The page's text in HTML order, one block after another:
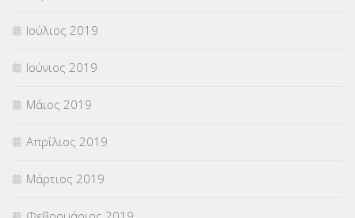
Ιούλιος 2019
Ιούνιος 2019
Μάιος 2019
Απρίλιος 2019
Μάρτιος 2019